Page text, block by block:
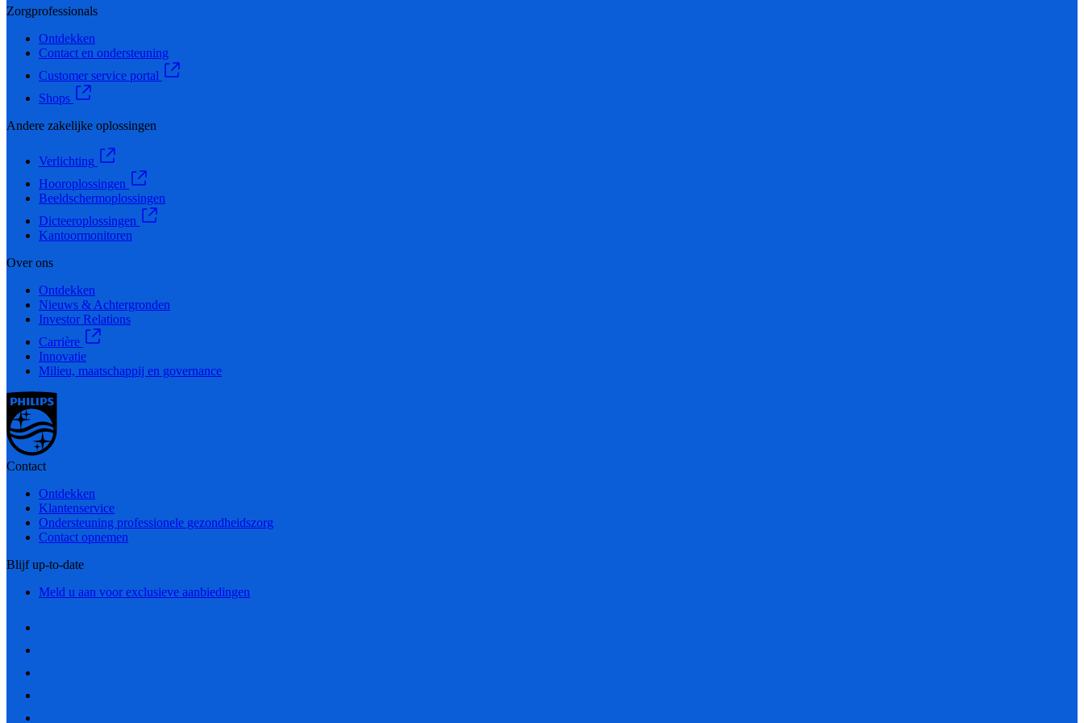
Zorgprofessionals
Ontdekken
Contact en ondersteuning
Customer service portal
Shops
Andere zakelijke oplossingen
Verlichting
Hooroplossingen
Beeldschermoplossingen
Dicteeroplossingen
Kantoormonitoren
Over ons
Ontdekken
Nieuws & Achtergronden
Investor Relations
Carrière
Innovatie
Milieu, maatschappij en governance
Contact
Ontdekken
Klantenservice
Ondersteuning professionele gezondheidszorg
Contact opnemen
Blijf up-to-date
Meld u aan voor exclusieve aanbiedingen